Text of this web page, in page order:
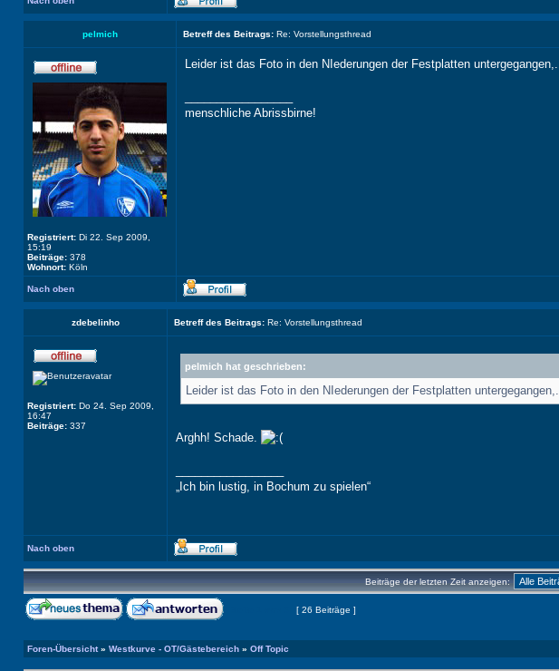
pelmich Betreff des Beitrags: Re: Vorstellungsthread
Registriert: Di 22. Sep 2009,
15:19
Beiträge: 378
Wohnort: Köln
Leider ist das Foto in den NIederungen der Festplatten
menschliche Abrissbirne!
Nach oben
zdebelinho Betreff des Beitrags: Re: Vorstellungsthread
Registriert: Do 24. Sep 2009,
16:47
Beiträge: 337
pelmich hat geschrieben:
Leider ist das Foto in den NIederungen der Festplatten
Arghh! Schade.
„Ich bin lustig, in Bochum zu spielen“
Nach oben
Beiträge der letzten Zeit anzeigen:
[ 26 Beiträge ]
Foren-Übersicht» Westkurve - OT/Gästebereich » Off Topic